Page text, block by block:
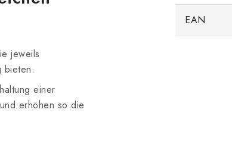
jeweils
bieten.
einer
erhöhen so die
EAN